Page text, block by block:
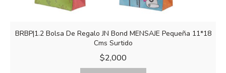
BRBP|1.2 Bolsa De Regalo JN Bond MENSAJE Pequeña 11*18
Cms Surtido
$2,000